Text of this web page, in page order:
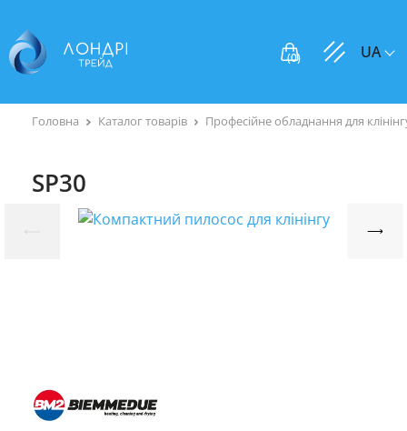
(0) UA
Головна Каталог товарів Професійне обладнання для
SP30